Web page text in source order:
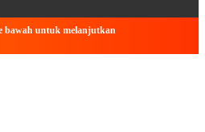
bawah untuk melanjutkan